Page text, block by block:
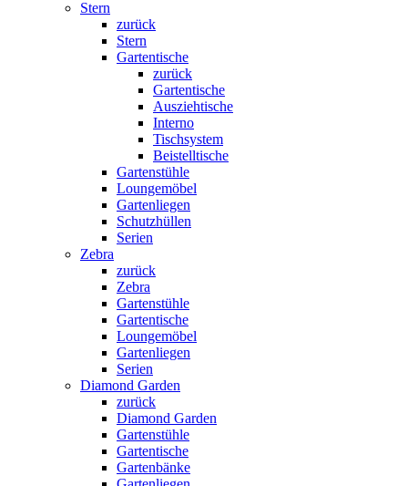
Stern
zurück
Stern
Gartentische
zurück
Gartentische
Ausziehtische
Interno
Tischsystem
Beistelltische
Gartenstühle
Loungemöbel
Gartenliegen
Schutzhüllen
Serien
Zebra
zurück
Zebra
Gartenstühle
Gartentische
Loungemöbel
Gartenliegen
Serien
Diamond Garden
zurück
Diamond Garden
Gartenstühle
Gartentische
Gartenbänke